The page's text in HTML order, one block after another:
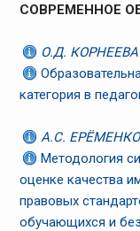
СОВРЕМЕННОЕ
О.Д. КОРНЕЕВА
категория в
А.С. ЕРЁМЕНКО
Методология
оценке качества
правовых
обучающихся и